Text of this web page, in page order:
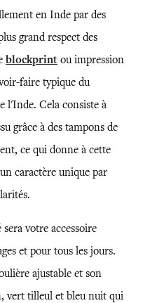
en Inde par des
grand respect des
blockprint ou impression
faire typique du
l'Inde. Cela consiste à
grâce à des tampons de
ce qui donne à cette
caractère unique par
sera votre accessoire
et pour tous les jours.
ajustable et son
vert tilleul et bleu nuit qui